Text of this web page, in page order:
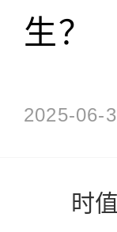
生？
2025-06-
时值